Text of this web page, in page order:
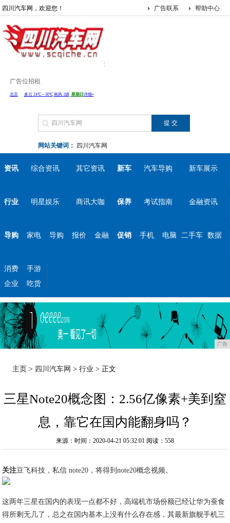
四川汽车网，欢迎您！ 帮助中心
广告联系
广告位招租
网站关键词： 四川汽车网
资讯 综合资讯 其它资讯 新车 汽车导购 新车展示
行业 明星娱乐 商讯大咖 保养 考试指南 金融资讯
导购 家电 导购 报价 金融 促销 手机 电脑 二手车 数据
消费
手游
企业
吃货
广告
主页 > 四川汽车网 >行业 > 正文
三星Note20概念图：2.56亿像素+美到窒
息，靠它在国内能翻身吗？
来源：时间：2020-04-21 05:32:01 阅读：558
关注豆飞科技，私信 note20，将得到note20概念视频。
这两年三星在国内的表现一点都不好，高端机市场份额已经让华为蚕食
得所剩无几了，总之在国内基本上没有什么存在感，其最新旗舰手机三